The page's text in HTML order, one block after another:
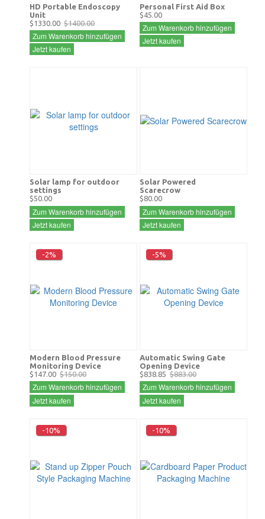
HD Portable Endoscopy
Unit
$1330.00 $1400.00
Zum Warenkorb hinzufügen
Jetzt kaufen
Personal First Aid Box
$45.00
Zum Warenkorb hinzufügen
Jetzt kaufen
Solar lamp for outdoor
settings
$50.00
Zum Warenkorb hinzufügen
Jetzt kaufen
Solar Powered
Scarecrow
$80.00
Zum Warenkorb hinzufügen
Jetzt kaufen
-2%
Modern Blood Pressure
Monitoring Device
$147.00 $150.00
Zum Warenkorb hinzufügen
Jetzt kaufen
-5%
Automatic Swing Gate
Opening Device
$838.85 $883.00
Zum Warenkorb hinzufügen
Jetzt kaufen
-10% -10%